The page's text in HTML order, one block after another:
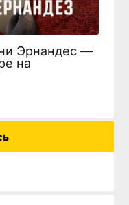
Эрнандес —
на